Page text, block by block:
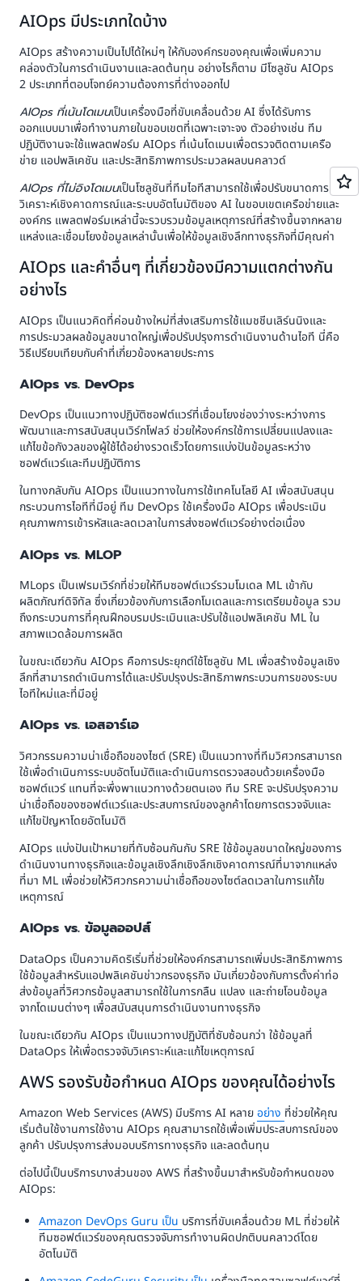
AIOps มีประเภทใดบ้าง
AIOps สร้างความเป็นไปได้ใหม่ๆ ให้กับองค์กรของคุณเพื่อเพิ่มความ
คล่องตัวในการดำเนินงานและลดต้นทุน อย่างไรก็ตาม มีโซลูชัน AIOps
2 ประเภทที่ตอบโจทย์ความต้องการที่ต่างออกไป
AIOps ที่เน้นโดเมนเป็นเครื่องมือที่ขับเคลื่อนด้วย AI ซึ่งได้รับการ
ออกแบบมาเพื่อทำงานภายในขอบเขตที่เฉพาะเจาะจง ตัวอย่างเช่น ทีม
ปฏิบัติงานจะใช้แพลตฟอร์ม AIOps ที่เน้นโดเมนเพื่อตรวจติดตามเครือ
ข่าย แอปพลิเคชัน และประสิทธิภาพการประมวลผลบนคลาวด์
AIOps ที่ไม่อิงโดเมนเป็นโซลูชันที่ทีมไอทีสามารถใช้เพื่อปรับขนาดการ
วิเคราะห์เชิงคาดการณ์และระบบอัตโนมัติของ AI ในขอบเขตเครือข่ายและ
องค์กร แพลตฟอร์มเหล่านี้จะรวบรวมข้อมูลเหตุการณ์ที่สร้างขึ้นจากหลาย
แหล่งและเชื่อมโยงข้อมูลเหล่านั้นเพื่อให้ข้อมูลเชิงลึกทางธุรกิจที่มีคุณค่า
AIOps และคำอื่นๆ ที่เกี่ยวข้องมีความแตกต่างกัน
อย่างไร
AIOps เป็นแนวคิดที่ค่อนข้างใหม่ที่ส่งเสริมการใช้แมชชีนเลิร์นนิงและ
การประมวลผลข้อมูลขนาดใหญ่เพื่อปรับปรุงการดำเนินงานด้านไอที นี่คือ
วิธีเปรียบเทียบกับคำที่เกี่ยวข้องหลายประการ
AIOps vs. DevOps
DevOps เป็นแนวทางปฏิบัติซอฟต์แวร์ที่เชื่อมโยงช่องว่างระหว่างการ
พัฒนาและการสนับสนุนเวิร์กโฟลว์ ช่วยให้องค์กรใช้การเปลี่ยนแปลงและ
แก้ไขข้อกังวลของผู้ใช้ได้อย่างรวดเร็วโดยการแบ่งปันข้อมูลระหว่าง
ซอฟต์แวร์และทีมปฏิบัติการ
ในทางกลับกัน AIOps เป็นแนวทางในการใช้เทคโนโลยี AI เพื่อสนับสนุน
กระบวนการไอทีที่มีอยู่ ทีม DevOps ใช้เครื่องมือ AIOps เพื่อประเมิน
คุณภาพการเข้ารหัสและลดเวลาในการส่งซอฟต์แวร์อย่างต่อเนื่อง
AIOps vs. MLOP
MLops เป็นเฟรมเวิร์กที่ช่วยให้ทีมซอฟต์แวร์รวมโมเดล ML เข้ากับ
ผลิตภัณฑ์ดิจิทัล ซึ่งเกี่ยวข้องกับการเลือกโมเดลและการเตรียมข้อมูล รวม
ถึงกระบวนการที่คุณฝึกอบรมประเมินและปรับใช้แอปพลิเคชัน ML ใน
สภาพแวดล้อมการผลิต
ในขณะเดียวกัน AIOps คือการประยุกต์ใช้โซลูชัน ML เพื่อสร้างข้อมูลเชิง
ลึกที่สามารถดำเนินการได้และปรับปรุงประสิทธิภาพกระบวนการของระบบ
ไอทีใหม่และที่มีอยู่
AIOps vs. เอสอาร์เอ
วิศวกรรมความน่าเชื่อถือของไซต์ (SRE) เป็นแนวทางที่ทีมวิศวกรสามารถ
ใช้เพื่อดำเนินการระบบอัตโนมัติและดำเนินการตรวจสอบด้วยเครื่องมือ
ซอฟต์แวร์ แทนที่จะพึ่งพาแนวทางด้วยตนเอง ทีม SRE จะปรับปรุงความ
น่าเชื่อถือของซอฟต์แวร์และประสบการณ์ของลูกค้าโดยการตรวจจับและ
แก้ไขปัญหาโดยอัตโนมัติ
AIOps แบ่งปันเป้าหมายที่ทับซ้อนกันกับ SRE ใช้ข้อมูลขนาดใหญ่ของการ
ดำเนินงานทางธุรกิจและข้อมูลเชิงลึกเชิงลึกเชิงคาดการณ์ที่มาจากแหล่ง
ที่มา ML เพื่อช่วยให้วิศวกรความน่าเชื่อถือของไซต์ลดเวลาในการแก้ไข
เหตุการณ์
AIOps vs. ข้อมูลออปส์
DataOps เป็นความคิดริเริ่มที่ช่วยให้องค์กรสามารถเพิ่มประสิทธิภาพการ
ใช้ข้อมูลสำหรับแอปพลิเคชันข่าวกรองธุรกิจ มันเกี่ยวข้องกับการตั้งค่าท่อ
ส่งข้อมูลที่วิศวกรข้อมูลสามารถใช้ในการกลืน แปลง และถ่ายโอนข้อมูล
จากโดเมนต่างๆ เพื่อสนับสนุนการดำเนินงานทางธุรกิจ
ในขณะเดียวกัน AIOps เป็นแนวทางปฏิบัติที่ซับซ้อนกว่า ใช้ข้อมูลที่
DataOps ให้เพื่อตรวจจับวิเคราะห์และแก้ไขเหตุการณ์
AWS รองรับข้อกำหนด AIOps ของคุณได้อย่างไร
Amazon Web Services (AWS) มีบริการ AI หลายอย่าง ที่ช่วยให้คุณ
เริ่มต้นใช้งานการใช้งาน AIOps คุณสามารถใช้เพื่อเพิ่มประสบการณ์ของ
ลูกค้า ปรับปรุงการส่งมอบบริการทางธุรกิจ และลดต้นทุน
ต่อไปนี้เป็นบริการบางส่วนของ AWS ที่สร้างขึ้นมาสำหรับข้อกำหนดของ
AIOps:
Amazon DevOps Guru เป็น บริการที่ขับเคลื่อนด้วย ML ที่ช่วยให้
ทีมซอฟต์แวร์ของคุณตรวจจับการทำงานผิดปกติบนคลาวด์โดย
อัตโนมัติ